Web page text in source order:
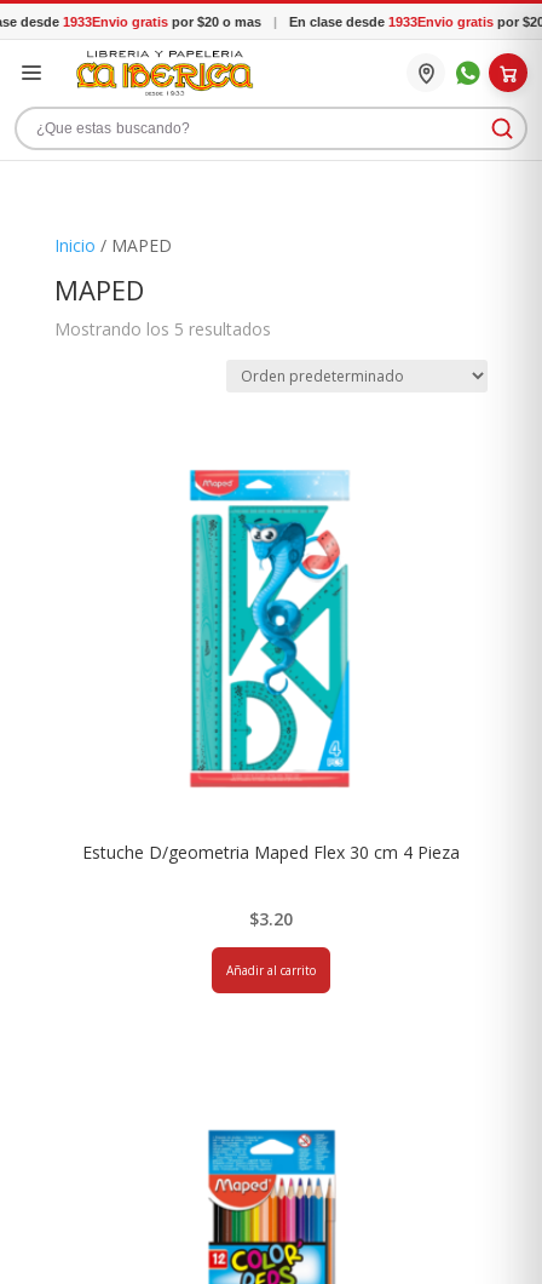
desde1933Envio gratispor $20 o mas | En clase desde1933Envio gratispor $20
Buscar productos
Inicio / MAPED
MAPED
Mostrando los 5 resultados
Estuche D/geometria Maped Flex 30 cm 4 Pieza
$3.20
Añadir al carrito